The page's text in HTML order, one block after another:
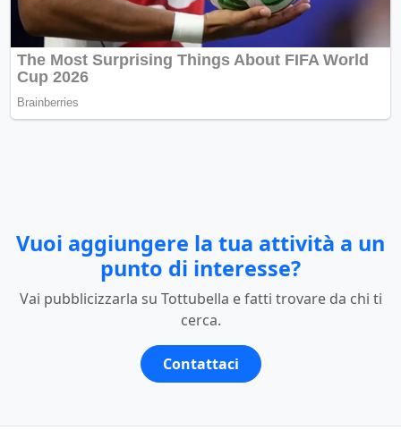
Vuoi aggiungere la tua attività a un
punto di interesse?
Vai pubblicizzarla su Tottubella e fatti trovare da chi ti
cerca.
Contattaci